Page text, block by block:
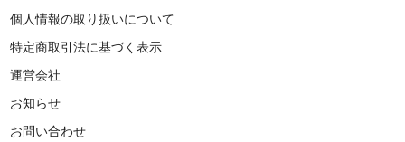
個人情報の取り扱いについて
特定商取引法に基づく表示
運営会社
お知らせ
お問い合わせ